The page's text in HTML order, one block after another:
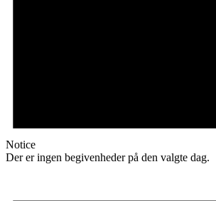
Notice
Der er ingen begivenheder på den valgte dag.